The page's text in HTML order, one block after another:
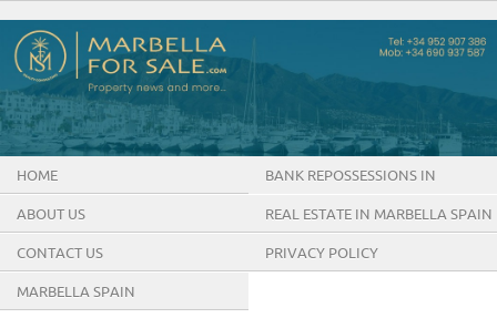
HOME BANK REPOSSESSIONS IN
MARBELLA SPAIN
ABOUT US REAL ESTATE IN MARBELLA SPAIN
CONTACT US PRIVACY POLICY
MARBELLA SPAIN